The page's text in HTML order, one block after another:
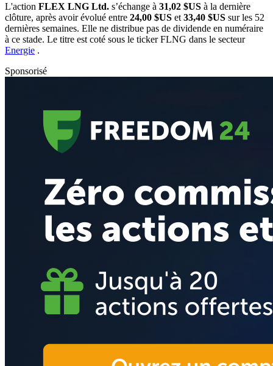
L'action FLEX LNG Ltd. s’échange à 31,02 $US à la dernière
clôture, après avoir évolué entre 24,00 $US et 33,40 $US sur les 52
dernières semaines. Elle ne distribue pas de dividende en numéraire
à ce stade. Le titre est coté sous le tickerFLNG dans le secteur
Energie .
Sponsorisé